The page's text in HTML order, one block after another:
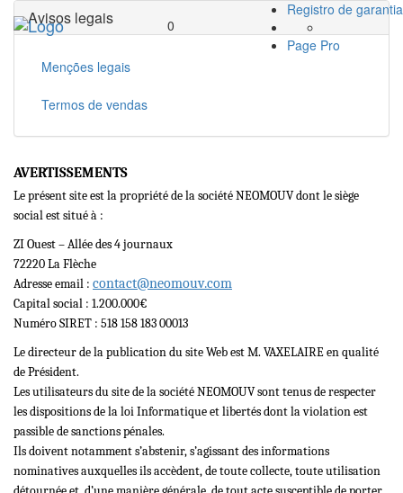
Registro de garantia
Page Pro
navigation
0
Avisos legais
Menções legais
Termos de vendas
AVERTISSEMENTS
Le présent site est la propriété de la société NEOMOUV dont le siège
social est situé à :
ZI Ouest – Allée des 4 journaux
72220 La Flèche
Adresse email : contact@neomouv.com
Capital social : 1.200.000€
Numéro SIRET : 518 158 183 00013
Le directeur de la publication du site Web est M. VAXELAIRE en qualité
de Président.
Les utilisateurs du site de la société NEOMOUV sont tenus de respecter
les dispositions de la loi Informatique et libertés dont la violation est
passible de sanctions pénales.
Ils doivent notamment s’abstenir, s’agissant des informations
nominatives auxquelles ils accèdent, de toute collecte, toute utilisation